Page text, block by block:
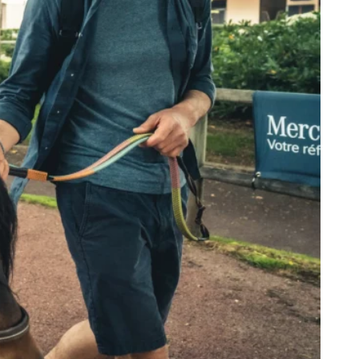
DRESS CODE
S’ABONNER
ainsi que des informations
la newsletter.
En savoir plus